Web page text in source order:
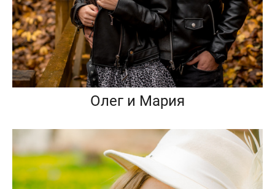
Олег и Мария